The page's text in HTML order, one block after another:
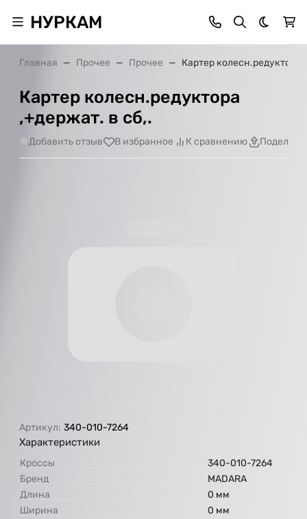
НУРКАМ Темная
Главная Прочее Прочее Картер колесн.редуктора
Картер колесн.редуктора
,+держат. в сб,.
Добавить отзыв В избранное К сравнению
Артикул: 340-010-7264
Характеристики
Кроссы
340-010-7264
Бренд
МАDARA
Длина
0 мм
Ширина
0 мм